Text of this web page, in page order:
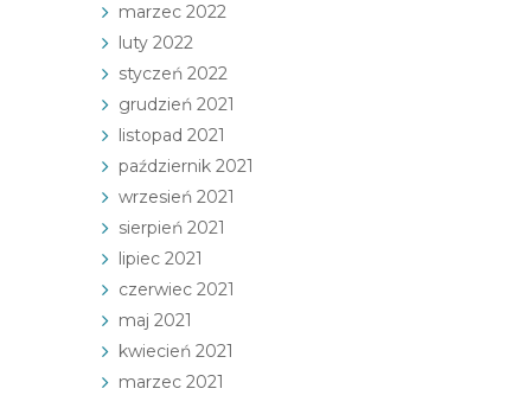
marzec 2022
luty 2022
styczeń 2022
grudzień 2021
listopad 2021
październik 2021
wrzesień 2021
sierpień 2021
lipiec 2021
czerwiec 2021
maj 2021
kwiecień 2021
marzec 2021